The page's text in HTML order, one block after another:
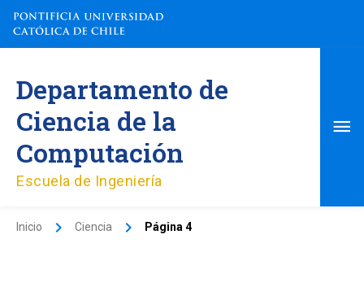
contenido
Departamento de
Ciencia de la
Computación
Escuela de Ingeniería
Inicio Ciencia Página 4